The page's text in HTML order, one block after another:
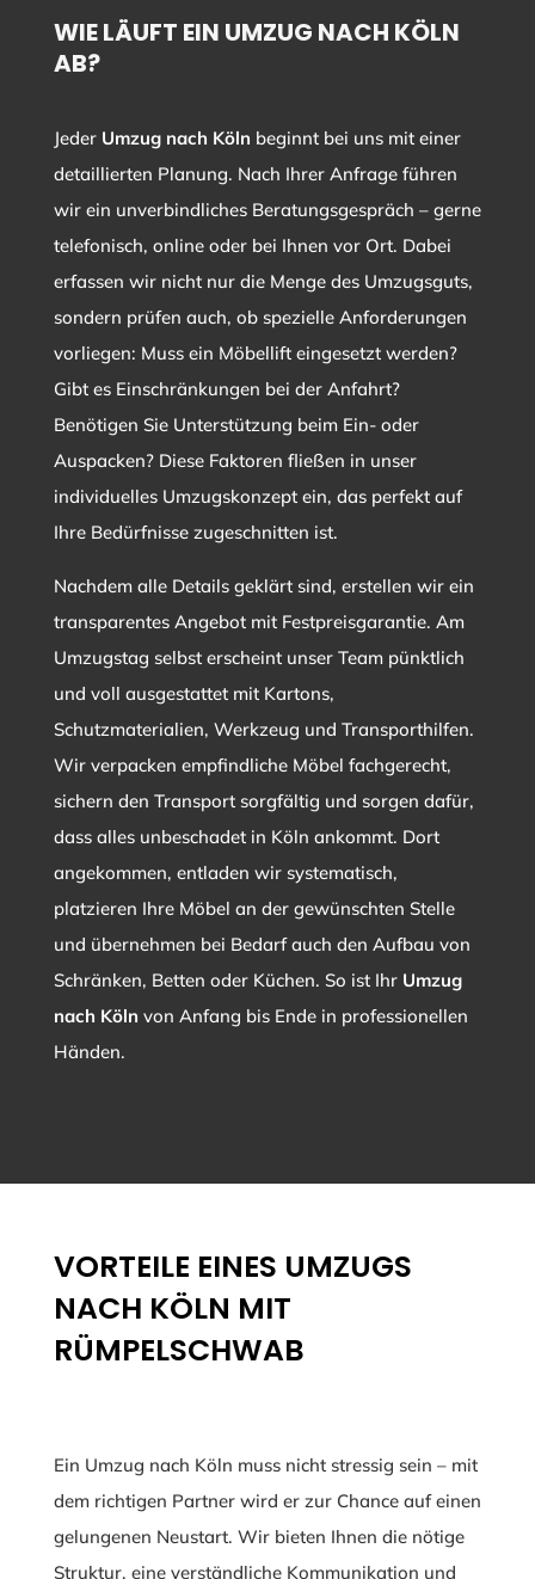
WIE LÄUFT EIN UMZUG NACH KÖLN
AB?
Jeder Umzug nach Köln beginnt bei uns mit einer
detaillierten Planung. Nach Ihrer Anfrage führen
wir ein unverbindliches Beratungsgespräch – gerne
telefonisch, online oder bei Ihnen vor Ort. Dabei
erfassen wir nicht nur die Menge des Umzugsguts,
sondern prüfen auch, ob spezielle Anforderungen
vorliegen: Muss ein Möbellift eingesetzt werden?
Gibt es Einschränkungen bei der Anfahrt?
Benötigen Sie Unterstützung beim Ein- oder
Auspacken? Diese Faktoren fließen in unser
individuelles Umzugskonzept ein, das perfekt auf
Ihre Bedürfnisse zugeschnitten ist.
Nachdem alle Details geklärt sind, erstellen wir ein
transparentes Angebot mit Festpreisgarantie. Am
Umzugstag selbst erscheint unser Team pünktlich
und voll ausgestattet mit Kartons,
Schutzmaterialien, Werkzeug und Transporthilfen.
Wir verpacken empfindliche Möbel fachgerecht,
sichern den Transport sorgfältig und sorgen dafür,
dass alles unbeschadet in Köln ankommt. Dort
angekommen, entladen wir systematisch,
platzieren Ihre Möbel an der gewünschten Stelle
und übernehmen bei Bedarf auch den Aufbau von
Schränken, Betten oder Küchen. So ist Ihr Umzug
nach Köln von Anfang bis Ende in professionellen
Händen.
VORTEILE EINES UMZUGS
NACH KÖLN MIT
RÜMPELSCHWAB
Ein Umzug nach Köln muss nicht stressig sein – mit
dem richtigen Partner wird er zur Chance auf einen
gelungenen Neustart. Wir bieten Ihnen die nötige
Struktur, eine verständliche Kommunikation und